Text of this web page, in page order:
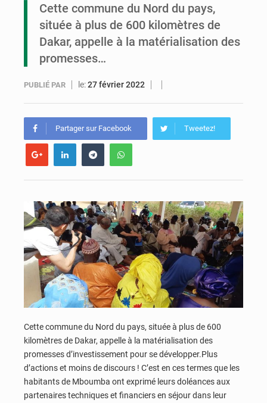
Le Congo se dote d’un programme national pour valoriser les produits forestiers non ligneux
Cette commune du Nord du pays,
située à plus de 600 kilomètres de
Dakar, appelle à la matérialisation des
promesses…
PUBLIÉ PAR le:27 février 2022
Partager sur Facebook Tweetez!
Cette commune du Nord du pays, située à plus de 600
kilomètres de Dakar, appelle à la matérialisation des
promesses d’investissement pour se développer.Plus
d’actions et moins de discours ! C’est en ces termes que les
habitants de Mboumba ont exprimé leurs doléances aux
partenaires techniques et financiers en séjour dans leur